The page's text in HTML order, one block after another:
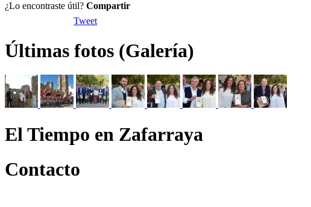
¿Lo encontraste útil? Compartir
Tweet
Últimas fotos (Galería)
El Tiempo en Zafarraya
Contacto